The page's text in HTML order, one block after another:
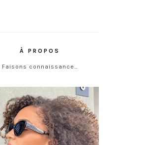
À PROPOS
Faisons connaissance…